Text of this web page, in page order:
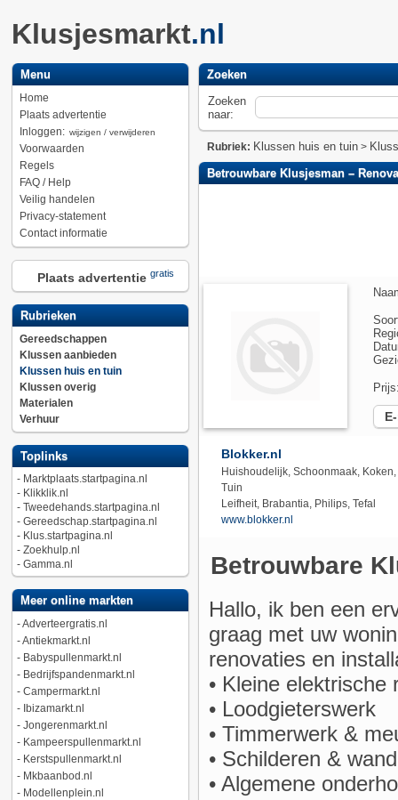
Klusjesmarkt.nl
Menu
Home
Plaats advertentie
Inloggen: wijzigen / verwijderen
Voorwaarden
Regels
FAQ / Help
Veilig handelen
Privacy-statement
Contact informatie
Plaats advertentie gratis
Rubrieken
Gereedschappen
Klussen aanbieden
Klussen huis en tuin
Klussen overig
Materialen
Verhuur
Toplinks
- Marktplaats.startpagina.nl
- Klikklik.nl
- Tweedehands.startpagina.nl
- Gereedschap.startpagina.nl
- Klus.startpagina.nl
- Zoekhulp.nl
- Gamma.nl
Meer online markten
-Adverteergratis.nl
-Antiekmarkt.nl
- Babyspullenmarkt.nl
- Bedrijfspandenmarkt.nl
- Campermarkt.nl
- Ibizamarkt.nl
- Jongerenmarkt.nl
- Kampeerspullenmarkt.nl
- Kerstspullenmarkt.nl
- Mkbaanbod.nl
- Modellenplein.nl
Zoeken
Zoeken
naar:
Rubriek: Klussen huis en tuin>
Betrouwbare Klusjesman –
Blokker.nl
Huishoudelijk, Schoonmaak, Koken,
Tuin
Leifheit, Brabantia, Philips, Tefal
www.blokker.nl
Betrouwbare
Hallo, ik ben een
graag met uw
renovaties en
• Kleine elektrische
• Loodgieterswerk
• Timmerwerk &
• Schilderen &
• Algemene